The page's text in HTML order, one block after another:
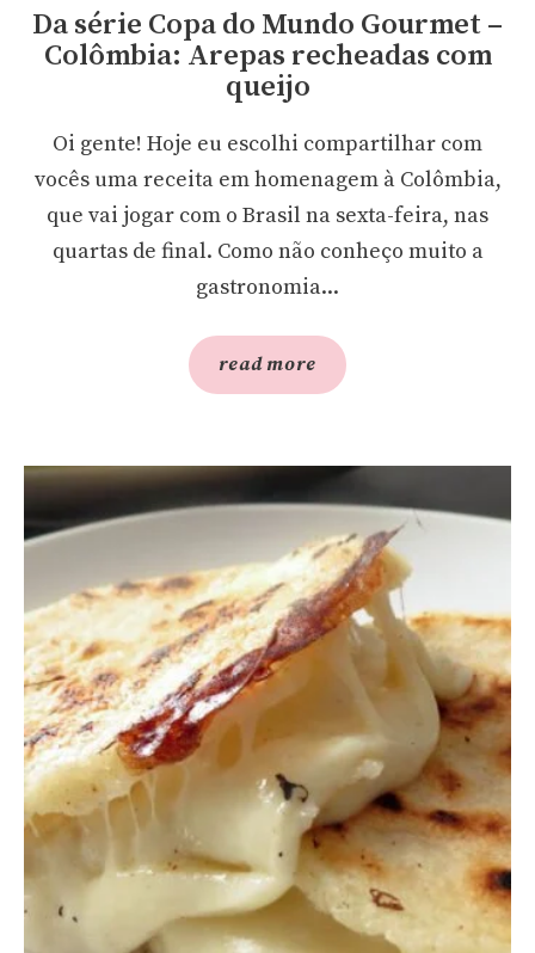
Da série Copa do Mundo Gourmet –
Colômbia: Arepas recheadas com
queijo
Oi gente! Hoje eu escolhi compartilhar com
vocês uma receita em homenagem à Colômbia,
que vai jogar com o Brasil na sexta-feira, nas
quartas de final. Como não conheço muito a
gastronomia...
read more